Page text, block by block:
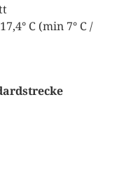
C (min 7° C /